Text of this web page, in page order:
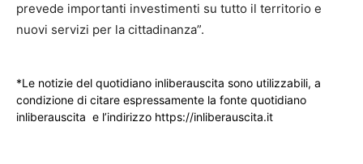
prevede importanti investimenti su tutto il territorio e
nuovi servizi per la cittadinanza”.
*Le notizie del quotidiano inliberauscita sono utilizzabili, a
condizione di citare espressamente la fonte quotidiano
inliberauscita e l’indirizzo https://inliberauscita.it